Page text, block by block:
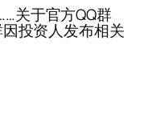
关于官方QQ群
投资人发布相关